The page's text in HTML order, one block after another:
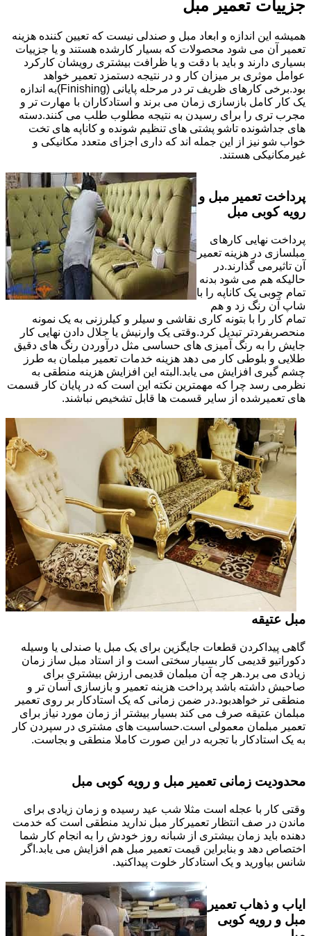
جزییات تعمیر مبل
همیشه این اندازه و ابعاد مبل و صندلی نیست که تعیین کننده هزینه
تعمیر آن می شود محصولات که بسیار کارشده هستند و یا جزییات
بسیاری دارند و باید با دقت و یا ظرافت بیشتری رویشان کارکرد
عوامل موثری بر میزان کار و در نتیجه دستمزد تعمیر خواهد
بود.برخی کارهای ظریف تر در مرحله پایانی (Finishing)به اندازه
یک کار کامل بازسازی زمان می برند و استادکاران با مهارت تر و
مجرب تری را برای رسیدن به نتیجه مطلوب طلب می کنند.دسته
های جداشونده تاشو پشتی های تنظیم شونده و کاناپه های تخت
خواب شو نیز از این جمله اند که داری اجزای متعدد مکانیکی و
غیرمکانیکی هستند.
پرداخت تعمیر مبل و
رویه کوبی مبل
پرداخت نهایی کارهای
مبلسازی در هزینه تعمیر
آن تاثیرمی گذارند.در
حالیکه هم می شود بدنه
تمام چوبی یک کاناپه را با
شاپ آن رنگ زد و هم
تمام کار را با بتونه کاری نقاشی و سیلر و کیلرزنی به یک نمونه
منحصربفردتر تبدیل کرد.وقتی یک وارنیش یا جلال دادن نهایی کار
جایش را به رنگ آمیزی های حساسی مثل درآوردن رنگ های دقیق
طلایی و بلوطی کار می دهد هزینه خدمات تعمیر مبلمان به طرز
چشم گیری افزایش می یابد.البته این افزایش هزینه منطقی به
نظرمی رسد چرا که مهمترین نکته این است که در پایان کار قسمت
های تعمیرشده از سایر قسمت ها قابل تشخیص نباشند.
مبل عتیقه
گاهی پیداکردن قطعات جایگزین برای یک مبل یا صندلی یا وسیله
دکوراتیو قدیمی کار بسیار سختی است و از استاد مبل ساز زمان
زیادی می برد.هر چه آن مبلمان قدیمی ارزش بیشتری برای
صاحبش داشته باشد پرداخت هزینه تعمیر و بازسازی آسان تر و
منطقی تر خواهدبود.در ضمن زمانی که یک استادکار بر روی تعمیر
مبلمان عتیقه صرف می کند بسیار بیشتر از زمان مورد نیاز برای
تعمیر مبلمان معمولی است.حساسیت های مشتری در سپردن کار
به یک استادکار با تجربه در این صورت کاملا منطقی و بجاست.
محدودیت زمانی تعمیر مبل و رویه کوبی مبل
وقتی کار با عجله است مثلا شب عید رسیده و زمان زیادی برای
ماندن در صف انتظار تعمیرکار مبل ندارید منطقی است که خدمت
دهنده باید زمان بیشتری از شبانه روز خودش را به انجام کار شما
اختصاص دهد و بنابراین قیمت تعمیر مبل هم افزایش می یابد.اگر
شانس بیاورید و یک استادکار خلوت پیداکنید.
ایاب و ذهاب تعمیر
مبل و رویه کوبی